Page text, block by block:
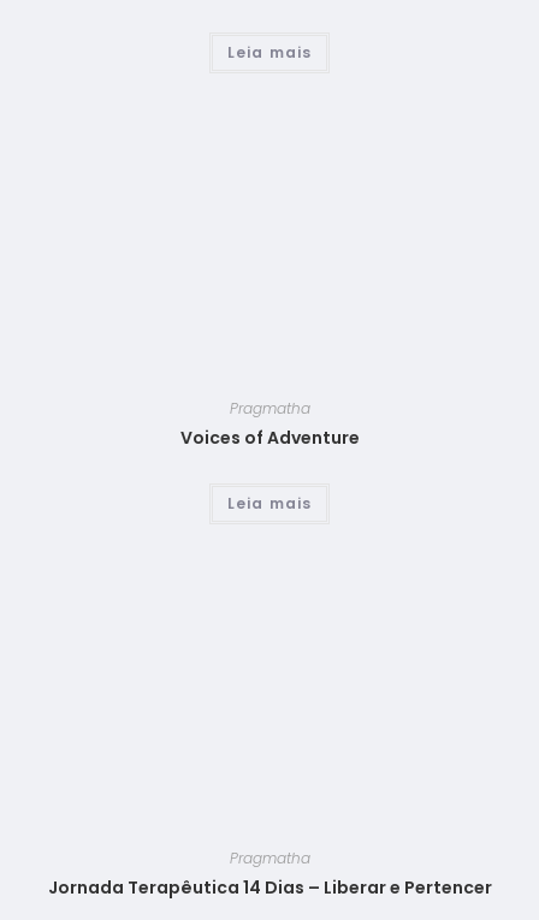
Leia mais
Pragmatha
Voices of Adventure
Leia mais
Pragmatha
Jornada Terapêutica 14 Dias – Liberar e Pertencer